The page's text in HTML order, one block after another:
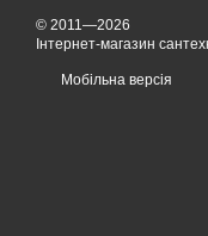
© 2011—2026
Інтернет-магазин
Мобільна версія